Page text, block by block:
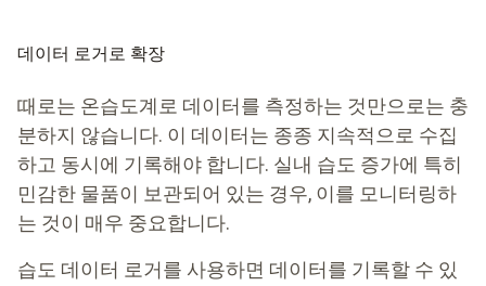
데이터 로거로 확장
때로는 온습도계로 데이터를 측정하는 것만으로는 충
분하지 않습니다. 이 데이터는 종종 지속적으로 수집
하고 동시에 기록해야 합니다. 실내 습도 증가에 특히
민감한 물품이 보관되어 있는 경우, 이를 모니터링하
는 것이 매우 중요합니다.
습도 데이터 로거를 사용하면 데이터를 기록할 수 있